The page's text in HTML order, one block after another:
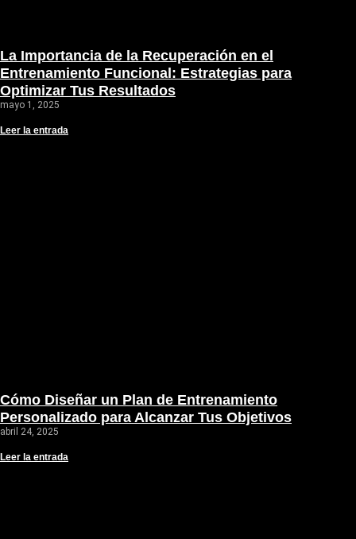
La Importancia de la Recuperación en el
Entrenamiento Funcional: Estrategias para
Optimizar Tus Resultados
mayo 1, 2025
Leer la entrada
Cómo Diseñar un Plan de Entrenamiento
Personalizado para Alcanzar Tus Objetivos
abril 24, 2025
Leer la entrada